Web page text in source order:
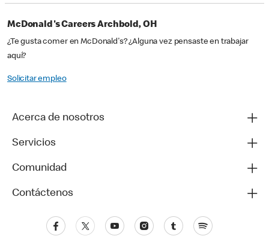
McDonald's Careers Archbold, OH
¿Te gusta comer en McDonald's? ¿Alguna vez pensaste en trabajar
aquí?
Solicitar empleo
Acerca de nosotros
Servicios
Comunidad
Contáctenos